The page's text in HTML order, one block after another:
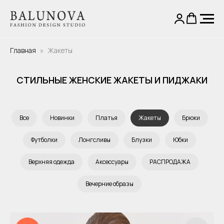
Главная Жакеты
СТИЛЬНЫЕ ЖЕНСКИЕ ЖАКЕТЫ И ПИДЖАКИ
Все Новинки Платья Жакеты Брюки
Футболки Лонгсливы Блузки Юбки
Верхняя одежда Аксессуары РАСПРОДАЖА
Вечерние образы